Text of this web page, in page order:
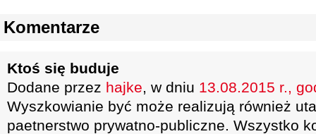
Komentarze
Ktoś się buduje
Dodane przez hajke, w dniu 13.08.2015 r.,
Wyszkowianie być może realizują również
paetnerstwo prywatno-publiczne. Wszystko